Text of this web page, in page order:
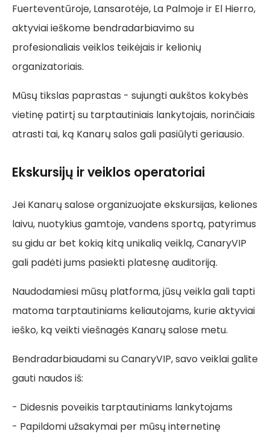
Fuerteventūroje, Lansarotėje, La Palmoje ir El Hierro,
aktyviai ieškome bendradarbiavimo su
profesionaliais veiklos teikėjais ir kelionių
organizatoriais.
Mūsų tikslas paprastas - sujungti aukštos kokybės
vietinę patirtį su tarptautiniais lankytojais, norinčiais
atrasti tai, ką Kanarų salos gali pasiūlyti geriausio.
Ekskursijų ir veiklos operatoriai
Jei Kanarų salose organizuojate ekskursijas, keliones
laivu, nuotykius gamtoje, vandens sportą, patyrimus
su gidu ar bet kokią kitą unikalią veiklą, CanaryVIP
gali padėti jums pasiekti platesnę auditoriją.
Naudodamiesi mūsų platforma, jūsų veikla gali tapti
matoma tarptautiniams keliautojams, kurie aktyviai
ieško, ką veikti viešnagės Kanarų salose metu.
Bendradarbiaudami su CanaryVIP, savo veiklai galite
gauti naudos iš:
- Didesnis poveikis tarptautiniams lankytojams
- Papildomi užsakymai per mūsų internetinę